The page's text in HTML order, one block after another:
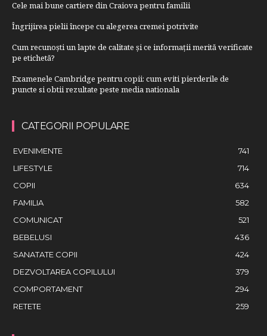
Cele mai bune cartiere din Craiova pentru familii
Îngrijirea pielii începe cu alegerea cremei potrivite
Cum recunoști un lapte de calitate și ce informații merită verificate
pe etichetă?
Examenele Cambridge pentru copii: cum eviti pierderile de
puncte si obtii rezultate peste media nationala
CATEGORII POPULARE
EVENIMENTE
741
LIFESTYLE
714
COPII
634
FAMILIA
582
COMUNICAT
521
BEBELUSI
436
SANATATE COPII
424
DEZVOLTAREA COPILULUI
379
COMPORTAMENT
294
RETETE
259